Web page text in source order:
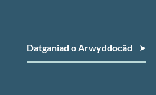
Datganiad o Arwyddocâd